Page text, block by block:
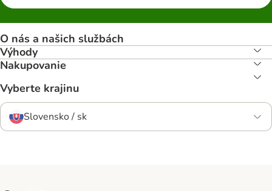
O nás a našich službách
Výhody
Nakupovanie
Vyberte krajinu
Slovensko / sk